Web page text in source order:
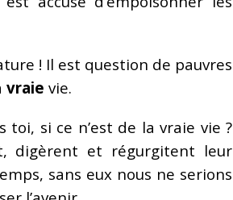
! Il est question de pauvres
vraie vie.
si ce n’est de la vraie vie ?
digèrent et régurgitent leur
sans eux nous ne serions